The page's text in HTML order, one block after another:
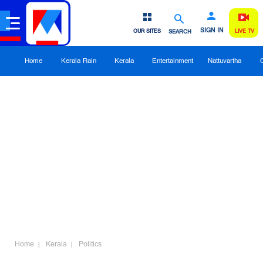
SEARCH SIGN IN
OUR SITES LIVE TV
Home Kerala Rain Kerala Entertainment Nattuvartha
Home Kerala Politics